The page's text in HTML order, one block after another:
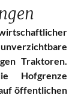
Traktoren.
Hofgrenze
öffentlichen